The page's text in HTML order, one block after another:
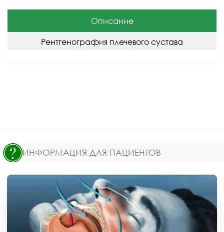
Описание
Рентгенография плечевого сустава
ИНФОРМАЦИЯ ДЛЯ ПАЦИЕНТОВ